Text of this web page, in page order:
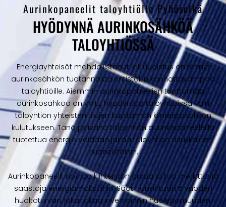
Aurinkopaneelit taloyhtiölle Pyhäselkä
HYÖDYNNÄ AURINKOSÄHKÖÄ
TALOYHTIÖSSÄ
Energiayhteisöt mahdollistanut lakiuudistus on tehnyt
aurinkosähkön tuotannosta entistäkin kannattavampaa
taloyhtiöille. Aiemmin aurinkopaneelien tuottamaa
aurinkosähköä on voitu hyödyntää taloyhtiöissä vain
taloyhtiön yhteisten tilojen käyttämän kiinteistösähkön
kulutukseen. Tänä päivänä taloyhtiön aurinkopaneeleilla
tuotettua energia voidaan jakaa taloyhtiön asukkaiden
huoneistoihin.
Aurinkopaneelit nostaa kiinteistön arvoa ja tuo merkittäviä
säästöjä energiamaksuihin. Saat hankintaan 5 vuoden
huoltoturvan, joka takaa investoinnin huolettomuuden.